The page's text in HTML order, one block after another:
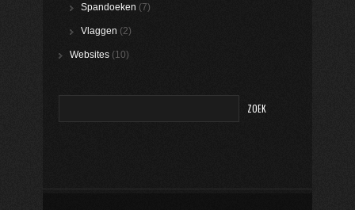
Spandoeken (7)
Vlaggen (2)
Websites (10)